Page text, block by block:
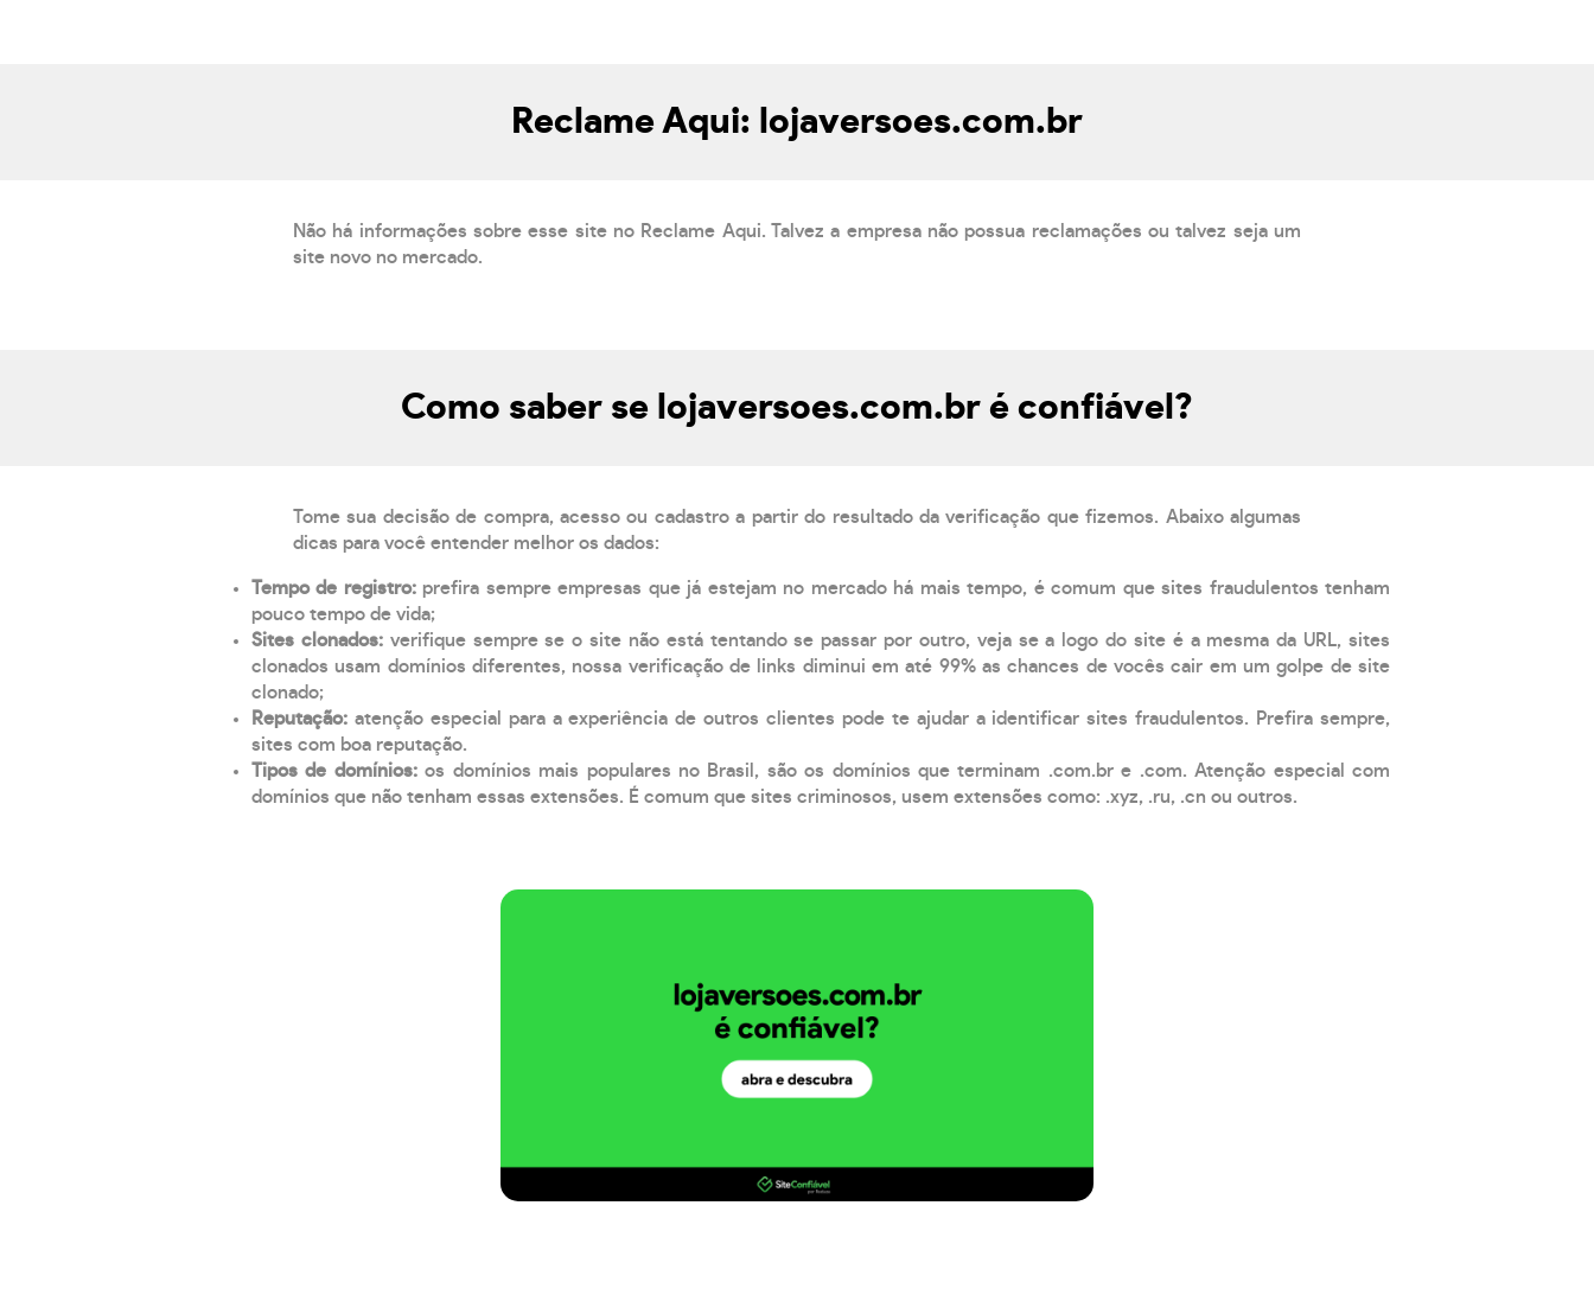
Reclame Aqui: lojaversoes.com.br
Não há informações sobre esse site no Reclame Aqui. Talvez a empresa não possua reclamações ou talvez seja um
site novo no mercado.
Como saber se lojaversoes.com.br é confiável?
Tome sua decisão de compra, acesso ou cadastro a partir do resultado da verificação que fizemos. Abaixo algumas
dicas para você entender melhor os dados:
Tempo de registro: prefira sempre empresas que já estejam no mercado há mais tempo, é comum que sites fraudulentos tenham
pouco tempo de vida;
Sites clonados: verifique sempre se o site não está tentando se passar por outro, veja se a logo do site é a mesma da URL, sites
clonados usam domínios diferentes, nossa verificação de links diminui em até 99% as chances de vocês cair em um golpe de site
clonado;
Reputação: atenção especial para a experiência de outros clientes pode te ajudar a identificar sites fraudulentos. Prefira sempre,
sites com boa reputação.
Tipos de domínios:os domínios mais populares no Brasil, são os domínios que terminam .com.br e .com. Atenção especial com
domínios que não tenham essas extensões. É comum que sites criminosos, usem extensões como: .xyz, .ru, .cn ou outros.